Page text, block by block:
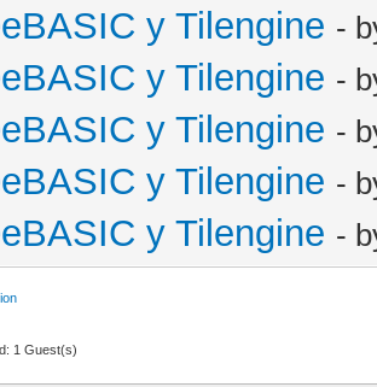
y Tilengine -
y Tilengine -
y Tilengine -
y Tilengine -
y Tilengine -
1 Guest(s)